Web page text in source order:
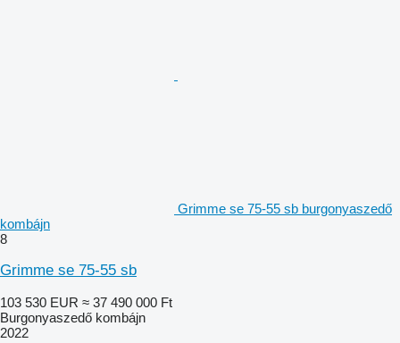
Grimme se 75-55 sb burgonyaszedő
kombájn
8
Grimme se 75-55 sb
103 530 EUR ≈ 37 490 000 Ft
Burgonyaszedő kombájn
2022